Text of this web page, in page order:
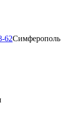
62Симферополь